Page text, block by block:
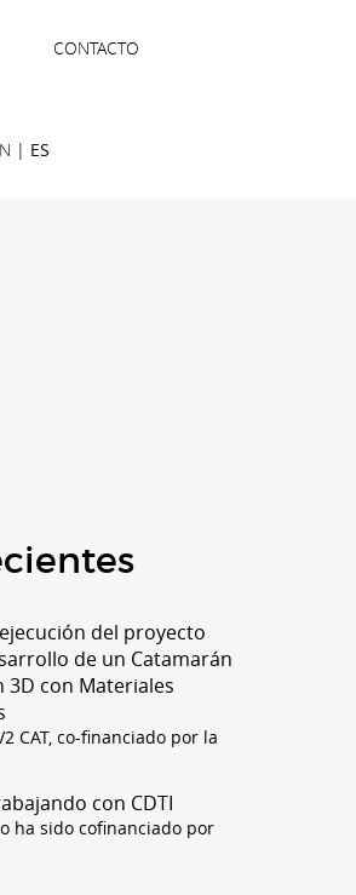
CONTACTO
| ES
del proyecto
de un Catamarán
3D con Materiales
CAT, co-financiado por la
con CDTI
ha sido cofinanciado por